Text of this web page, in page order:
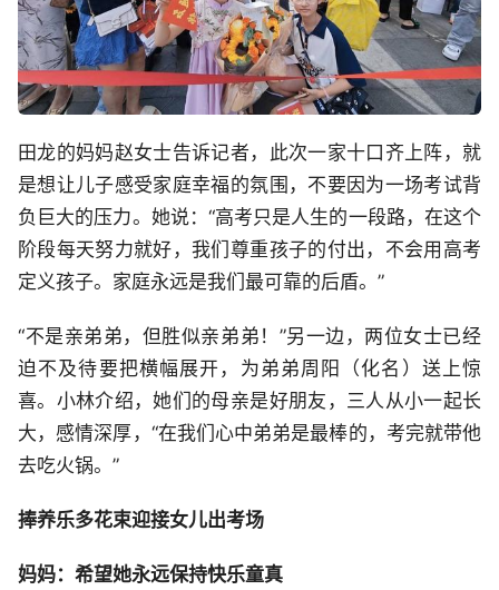
田龙的妈妈赵女士告诉记者，此次一家十口齐上阵，就
是想让儿子感受家庭幸福的氛围，不要因为一场考试背
负巨大的压力。她说：“高考只是人生的一段路，在这个
阶段每天努力就好，我们尊重孩子的付出，不会用高考
定义孩子。家庭永远是我们最可靠的后盾。”
“不是亲弟弟，但胜似亲弟弟！”另一边，两位女士已经
迫不及待要把横幅展开，为弟弟周阳（化名）送上惊
喜。小林介绍，她们的母亲是好朋友，三人从小一起长
大，感情深厚，“在我们心中弟弟是最棒的，考完就带他
去吃火锅。”
捧养乐多花束迎接女儿出考场
妈妈：希望她永远保持快乐童真